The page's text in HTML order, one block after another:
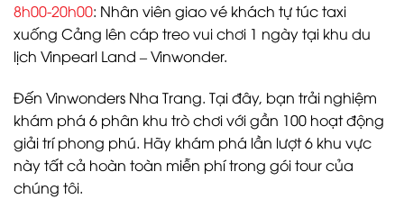
8h00-20h00: Nhân viên giao vé khách tự túc taxi
xuống Cảng lên cáp treo vui chơi 1 ngày tại khu du
lịch Vinpearl Land – Vinwonder.
Đến Vinwonders Nha Trang. Tại đây, bạn trải nghiệm
khám phá 6 phân khu trò chơi với gần 100 hoạt động
giải trí phong phú. Hãy khám phá lần lượt 6 khu vực
này tất cả hoàn toàn miễn phí trong gói tour của
chúng tôi.